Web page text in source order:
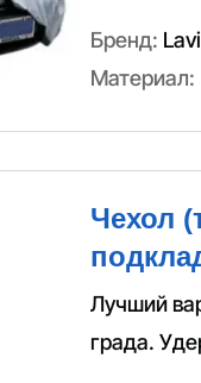
Бренд:
Материал:
Чехол
Лучший
града.